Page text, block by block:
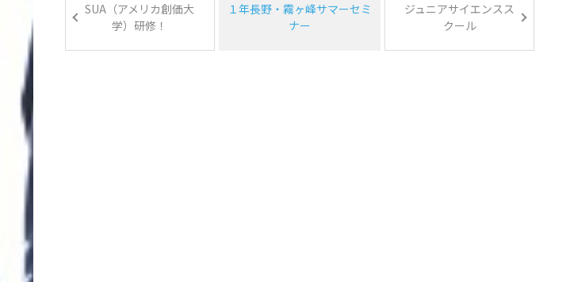
SUA（アメリカ創価大
学）研修！
１年長野・霧ヶ峰サマーセミ
ナー
ジュニアサイエンスス
クール